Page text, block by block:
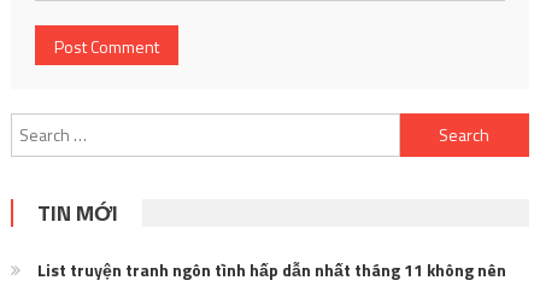
Search
for:
TIN MỚI
List truyện tranh ngôn tình hấp dẫn nhất tháng 11 không nên